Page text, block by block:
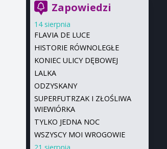
Zapowiedzi
14 sierpnia
FLAVIA DE LUCE
HISTORIE RÓWNOLEGŁE
KONIEC ULICY DĘBOWEJ
LALKA
ODZYSKANY
SUPERFUTRZAK I ZŁOŚLIWA
WIEWIÓRKA
TYLKO JEDNA NOC
WSZYSCY MOI WROGOWIE